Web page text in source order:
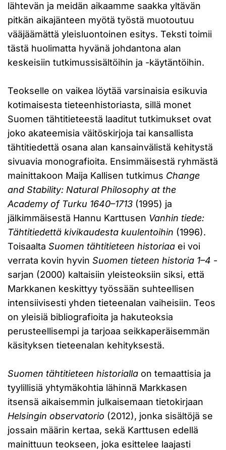
lähtevän ja meidän aikaamme saakka yltävän
pitkän aikajänteen myötä työstä muotoutuu
vääjäämättä yleisluontoinen esitys. Teksti toimii
tästä huolimatta hyvänä johdantona alan
keskeisiin tutkimussisältöihin ja -käytäntöihin.
Teokselle on vaikea löytää varsinaisia esikuvia
kotimaisesta tieteenhistoriasta, sillä monet
Suomen tähtitieteestä laaditut tutkimukset ovat
joko akateemisia väitöskirjoja tai kansallista
tähtitiedettä osana alan kansainvälistä kehitystä
sivuavia monografioita. Ensimmäisestä ryhmästä
mainittakoon Maija Kallisen tutkimus Change
and Stability: Natural Philosophy at the
Academy of Turku 1640–1713 (1995) ja
jälkimmäisestä Hannu Karttusen Vanhin tiede:
Tähtitiedettä kivikaudesta kuulentoihin (1996).
Toisaalta Suomen tähtitieteen historiaa ei voi
verrata kovin hyvin Suomen tieteen historia 1–4 -
sarjan (2000) kaltaisiin yleisteoksiin siksi, että
Markkanen keskittyy työssään suhteellisen
intensiivisesti yhden tieteenalan vaiheisiin. Teos
on yleisiä bibliografioita ja hakuteoksia
perusteellisempi ja tarjoaa seikkaperäisemmän
käsityksen tieteenalan kehityksestä.
Suomen tähtitieteen historialla on temaattisia ja
tyylillisiä yhtymäkohtia lähinnä Markkasen
itsensä aikaisemmin julkaisemaan tietokirjaan
Helsingin observatorio (2012), jonka sisältöjä se
jossain määrin kertaa, sekä Karttusen edellä
mainittuun teokseen, joka esittelee laajasti